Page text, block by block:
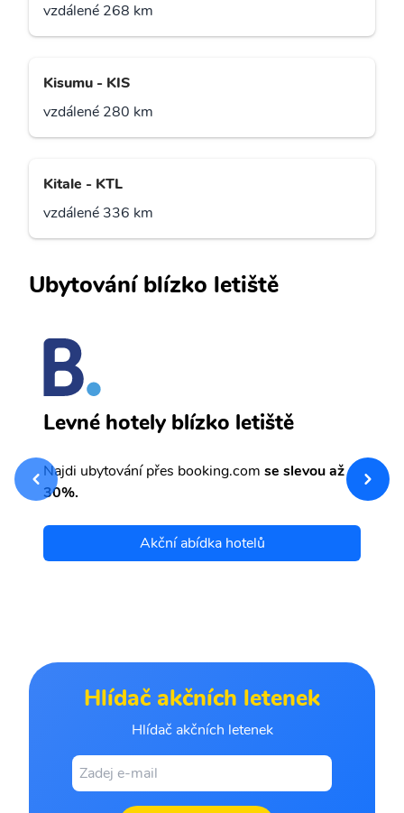
vzdálené 268 km
Kisumu - KIS
vzdálené 280 km
Kitale - KTL
vzdálené 336 km
Ubytování blízko letiště
Levné hotely blízko letiště
Najdi ubytování přes booking.com se slevou až
30%.
Akční abídka hotelů
Hlídač akčních letenek
Hlídač akčních letenek